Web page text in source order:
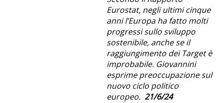
Eurostat, negli ultimi cinque
anni l’Europa ha fatto molti
progressi sullo sviluppo
sostenibile, anche se il
raggiungimento dei Target è
improbabile. Giovannini
esprime preoccupazione sul
nuovo ciclo politico
europeo. 21/6/24